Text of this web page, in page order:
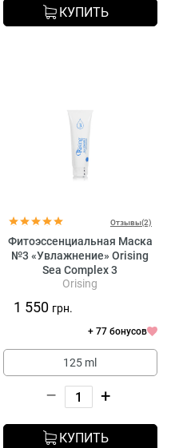
КУПИТЬ
Отзывы(2)
Фитоэссенциальная Маска
№3 «Увлажнение» Orising
Sea Complex 3
Orising
1 550 грн.
+ 77 бонусов
125 ml
– +
КУПИТЬ